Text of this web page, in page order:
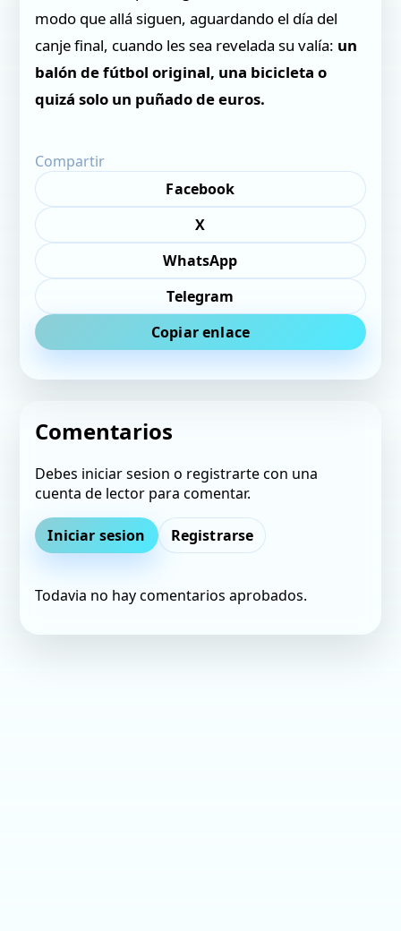
modo que allá siguen, aguardando el día del
canje final, cuando les sea revelada su valía: un
balón de fútbol original, una bicicleta o
quizá solo un puñado de euros.
Compartir
Facebook
X
WhatsApp
Telegram
Copiar enlace
Comentarios
Debes iniciar sesion o registrarte con una
cuenta de lector para comentar.
Iniciar sesion Registrarse
Todavia no hay comentarios aprobados.